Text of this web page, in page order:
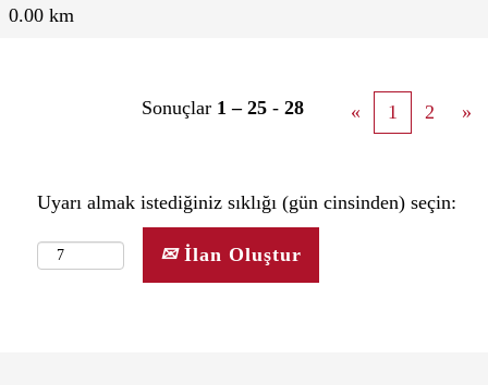
0.00 km
Sonuçlar 1 – 25 - 28 « 1 2 »
Uyarı almak istediğiniz sıklığı (gün cinsinden) seçin:
İlan Oluştur